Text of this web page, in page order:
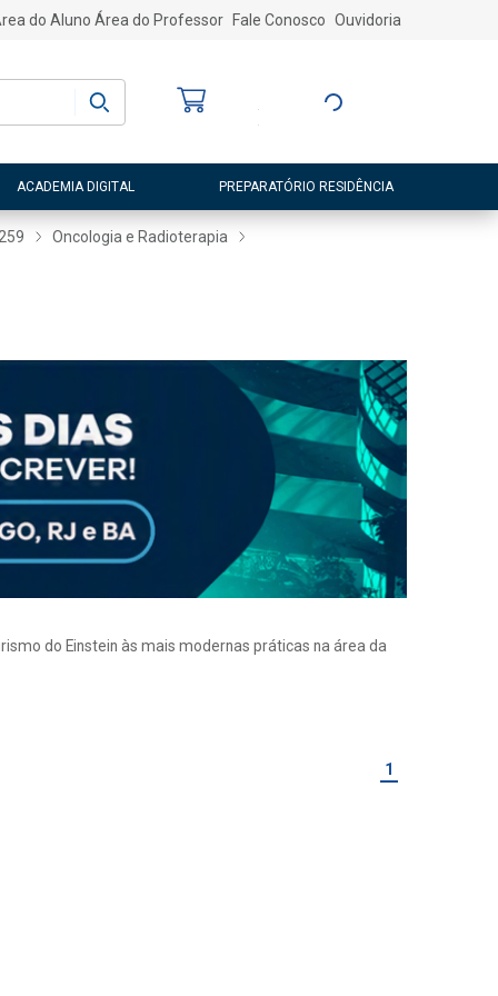
do Aluno Área do Professor Fale Conosco Ouvidoria
Entre ou Cadastre-
ACADEMIA DIGITAL PREPARATÓRIO RESIDÊNCIA
Oncologia e Radioterapia
do Einstein às mais modernas práticas na área da
1